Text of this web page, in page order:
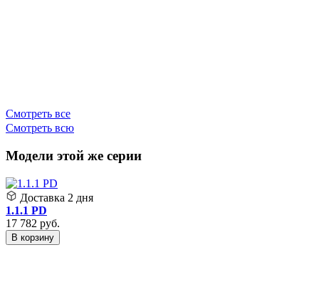
Смотреть все
Смотреть всю
Модели этой же серии
Доставка 2 дня
1.1.1 PD
17 782 руб.
В корзину